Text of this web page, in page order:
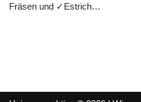
Fräsen und ✓Estrich…